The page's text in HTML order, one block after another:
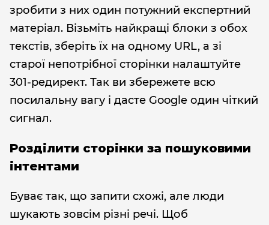
зробити з них один потужний експертний
матеріал. Візьміть найкращі блоки з обох
текстів, зберіть їх на одному URL, а зі
старої непотрібної сторінки налаштуйте
301-редирект. Так ви збережете всю
посилальну вагу і дасте Google один чіткий
сигнал.
Розділити сторінки за пошуковими
інтентами
Буває так, що запити схожі, але люди
шукають зовсім різні речі. Щоб